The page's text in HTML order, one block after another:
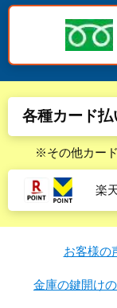
各種カード
※その他カー
楽
お客様の
金庫の鍵開け